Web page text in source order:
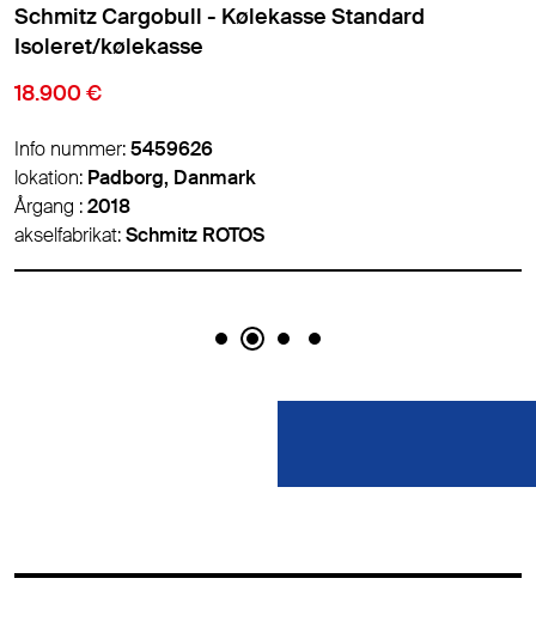
Schmitz Cargobull - Kølekasse Standard
Isoleret/kølekasse
18.900 €
Info nummer:5459626
lokation: Padborg, Danmark
Årgang :2018
akselfabrikat:Schmitz ROTOS